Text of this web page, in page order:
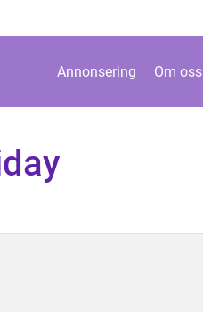
Annonsering Om oss